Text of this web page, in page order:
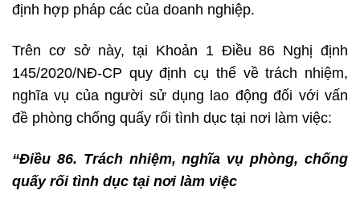
định hợp pháp các của doanh nghiệp.
Trên cơ sở này, tại Khoản 1 Điều 86 Nghị định
145/2020/NĐ-CP quy định cụ thể về trách nhiệm,
nghĩa vụ của người sử dụng lao động đối với vấn
đề phòng chống quấy rối tình dục tại nơi làm việc:
“Điều 86. Trách nhiệm, nghĩa vụ phòng, chống
quấy rối tình dục tại nơi làm việc